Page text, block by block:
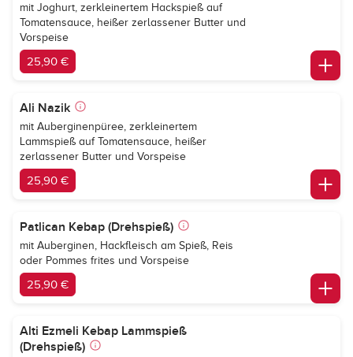
mit Joghurt, zerkleinertem Hackspieß auf
Tomatensauce, heißer zerlassener Butter und
Vorspeise
25,90 €
Ali Nazik
mit Auberginenpüree, zerkleinertem
Lammspieß auf Tomatensauce, heißer
zerlassener Butter und Vorspeise
25,90 €
Patlican Kebap (Drehspieß)
mit Auberginen, Hackfleisch am Spieß, Reis
oder Pommes frites und Vorspeise
25,90 €
Alti Ezmeli Kebap Lammspieß
(Drehspieß)